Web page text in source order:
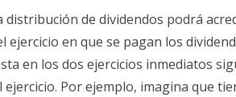
distribución de dividendos podrá
en que se pagan los
en los dos ejercicios inmediatos
Por ejemplo, imagina que